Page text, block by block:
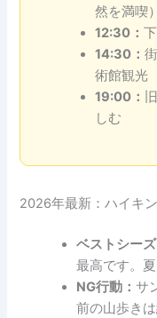
然を満喫）
12:30：
14:30：
術館観光
19:00：
しむ
2026年最新：ハイキ
ベストシー
最高です。
NG行動：サ
前の山歩き